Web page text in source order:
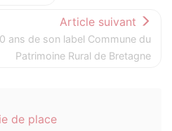
Article suivant
ans de son label Commune du
Patrimoine Rural de Bretagne
de place